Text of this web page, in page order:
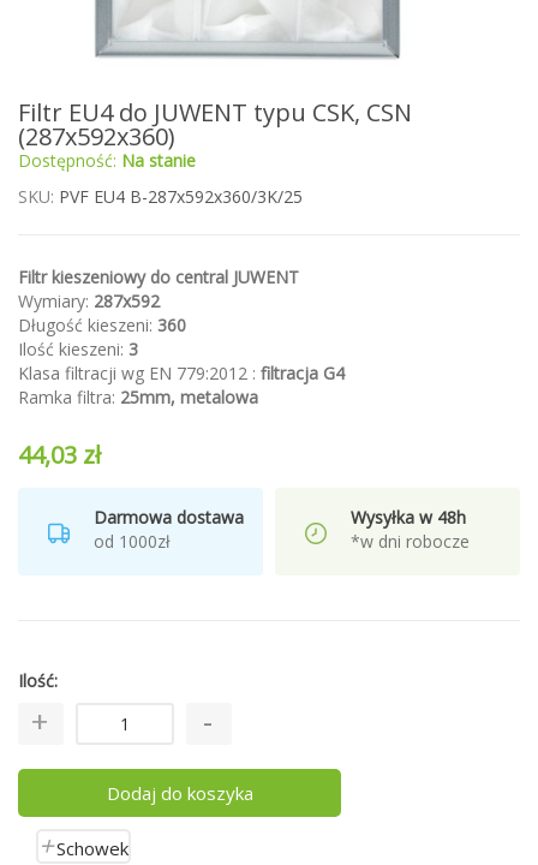
Przejdź
na
początek
galerii
Filtr EU4 do JUWENT typu CSK, CSN
(287x592x360)
Dostępność: Na stanie
SKU PVF EU4 B-287x592x360/3K/25
Filtr kieszeniowy do central JUWENT
Wymiary: 287x592
Długość kieszeni: 360
Ilość kieszeni: 3
Klasa filtracji wg EN 779:2012 : filtracja G4
Ramka filtra: 25mm, metalowa
44,03 zł
Darmowa dostawa
od 1000zł
Wysyłka w 48h
*w dni robocze
Ilość
Dodaj do koszyka
Schowek